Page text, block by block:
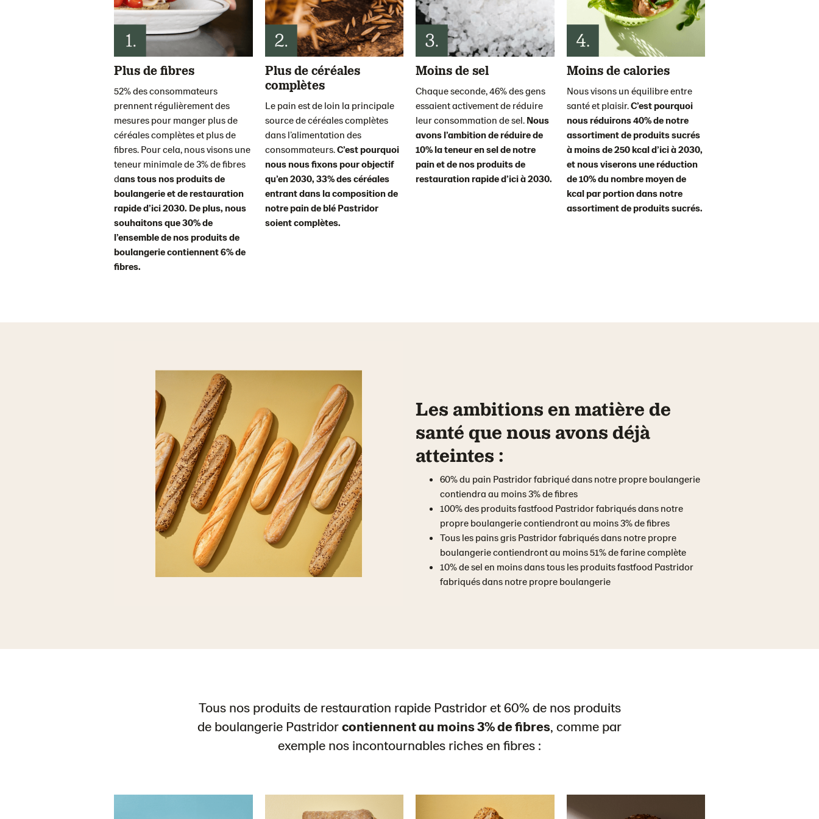
Plus de fibres
52% des consommateurs
prennent régulièrement des
mesures pour manger plus de
céréales complètes et plus de
fibres. Pour cela, nous visons une
teneur minimale de 3% de fibres
dans tous nos produits de
boulangerie et de restauration
rapide d’ici 2030. De plus, nous
souhaitons que 30% de
l’ensemble de nos produits de
boulangerie contiennent 6% de
fibres.
Plus de céréales
complètes
Le pain est de loin la principale
source de céréales complètes
dans l’alimentation des
consommateurs. C’est pourquoi
nous nous fixons pour objectif
qu’en 2030, 33% des céréales
entrant dans la composition de
notre pain de blé Pastridor
soient complètes.
Moins de sel
Chaque seconde, 46% des gens
essaient activement de réduire
leur consommation de sel. Nous
avons l’ambition de réduire de
10% la teneur en sel de notre
pain et de nos produits de
restauration rapide d’ici à 2030.
Moins de calories
Nous visons un équilibre entre
santé et plaisir. C’est pourquoi
nous réduirons 40% de notre
assortiment de produits sucrés
à moins de 250 kcal d’ici à 2030,
et nous viserons une réduction
de 10% du nombre moyen de
kcal par portion dans notre
assortiment de produits sucrés.
Les ambitions en matière de
santé que nous avons déjà
atteintes :
60% du pain Pastridor fabriqué dans notre propre boulangerie
contiendra au moins 3% de fibres
100% des produits fastfood Pastridor fabriqués dans notre
propre boulangerie contiendront au moins 3% de fibres
Tous les pains gris Pastridor fabriqués dans notre propre
boulangerie contiendront au moins 51% de farine complète
10% de sel en moins dans tous les produits fastfood Pastridor
fabriqués dans notre propre boulangerie
Tous nos produits de restauration rapide Pastridor et 60% de nos produits
de boulangerie Pastridorcontiennent au moins 3% de fibres , comme par
exemple nos incontournables riches en fibres :